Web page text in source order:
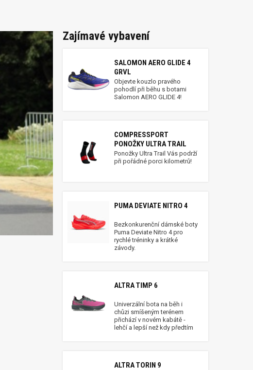
Zajímavé vybavení
SALOMON AERO GLIDE 4
GRVL
Objevte kouzlo pravého
pohodlí při běhu s botami
Salomon AERO GLIDE 4!
COMPRESSPORT
PONOŽKY ULTRA TRAIL
Ponožky Ultra Trail Vás podrží
při pořádné porci kilometrů!
PUMA DEVIATE NITRO 4
Bezkonkurenční dámské boty
Puma Deviate Nitro 4 pro
rychlé tréninky a krátké
závody.
ALTRA TIMP 6
Univerzální bota na běh i
chůzi smíšeným terénem
přichází v novém kabátě -
lehčí a lepší než kdy předtím
ALTRA TORIN 9